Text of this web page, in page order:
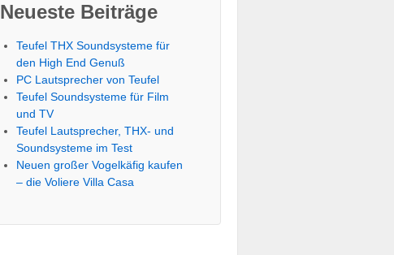
Neueste Beiträge
Teufel THX Soundsysteme für
den High End Genuß
PC Lautsprecher von Teufel
Teufel Soundsysteme für Film
und TV
Teufel Lautsprecher, THX- und
Soundsysteme im Test
Neuen großer Vogelkäfig kaufen
– die Voliere Villa Casa